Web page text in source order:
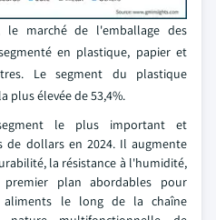
le marché de l'emballage des
en plastique, papier et
Le segment du plastique
plus élevée de 53,4%.
le plus important et
de dollars en 2024. Il augmente
la résistance à l'humidité,
plan abordables pour
aliments le long de la chaîne